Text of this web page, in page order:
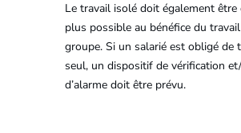
Le travail isolé doit également être
plus possible au bénéfice du
groupe. Si un salarié est obligé de
seul, un dispositif de vérification
d’alarme doit être prévu.